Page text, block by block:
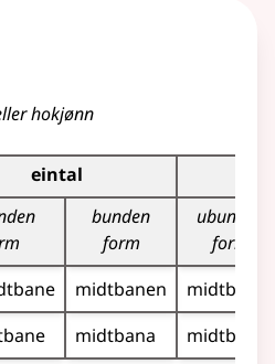
hokjønn
substantivet
eintal
bunden
form
ubunden
form
midtbanen
midtbanar
midtbana midtbaner